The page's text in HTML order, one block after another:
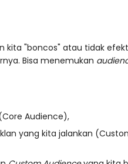
kita "boncos" atau tidak
Bisa menemukan
Audience),⁣
yang kita jalankan